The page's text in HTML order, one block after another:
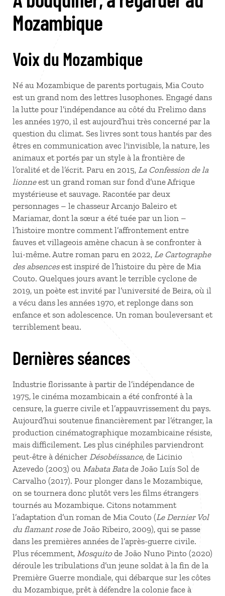
Mozambique
Voix du Mozambique
Né au Mozambique de parents portugais, Mia Couto
est un grand nom des lettres lusophones. Engagé dans
la lutte pour l’indépendance au côté du Frelimo dans
les années 1970, il est aujourd’hui très concerné par la
question du climat. Ses livres sont tous hantés par des
êtres en communication avec l'invisible, la nature, les
animaux et portés par un style à la frontière de
l’oralité et de l’écrit. Paru en 2015, La Confession de la
lionneest un grand roman sur fond d’une Afrique
mystérieuse et sauvage. Racontée par deux
personnages – le chasseur Arcanjo Baleiro et
Mariamar, dont la sœur a été tuée par un lion –
l’histoire montre comment l’affrontement entre
fauves et villageois amène chacun à se confronter à
lui-même. Autre roman paru en 2022, Le Cartographe
des absencesest inspiré de l’histoire du père de Mia
Couto. Quelques jours avant le terrible cyclone de
2019, un poète est invité par l’université de Beira, où il
a vécu dans les années 1970, et replonge dans son
enfance et son adolescence. Un roman bouleversant et
terriblement beau.
Dernières séances
Industrie florissante à partir de l’indépendance de
1975, le cinéma mozambicain a été confronté à la
censure, la guerre civile et l’appauvrissement du pays.
Aujourd’hui soutenue financièrement par l’étranger, la
production cinématographique mozambicaine résiste,
mais difficilement. Les plus cinéphiles parviendront
peut-être à dénicher Désobéissance, de Licinio
Azevedo (2003) ou Mabata Bata de João Luís Sol de
Carvalho (2017). Pour plonger dans le Mozambique,
on se tournera donc plutôt vers les films étrangers
tournés au Mozambique. Citons notamment
l’adaptation d’un roman de Mia Couto (Le Dernier Vol
du flamant rosede João Ribeiro, 2009), qui se passe
dans les premières années de l’après-guerre civile.
Plus récemment, Mosquitode João Nuno Pinto (2020)
déroule les tribulations d’un jeune soldat à la fin de la
Première Guerre mondiale, qui débarque sur les côtes
du Mozambique, prêt à défendre la colonie face à